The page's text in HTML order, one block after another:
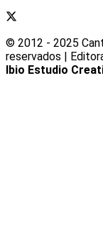
© 2012 - 2025
reservados |
Ibio Estudio